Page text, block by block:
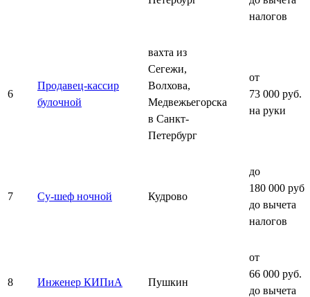
налогов
6
Продавец-кассир
булочной
вахта из
Сегежи,
Волхова,
Медвежьегорска
в Санкт-
Петербург
от
73 000 руб.
на руки
7 Су-шеф ночной Кудрово
до
180 000 руб.
до вычета
налогов
8 Инженер КИПиА Пушкин
от
66 000 руб.
до вычета